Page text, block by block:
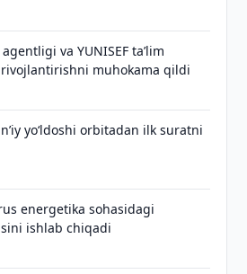
va YUNISEF taʼlim
muhokama qildi
yo‘ldoshi orbitadan ilk suratni
energetika sohasidagi
ishlab chiqadi